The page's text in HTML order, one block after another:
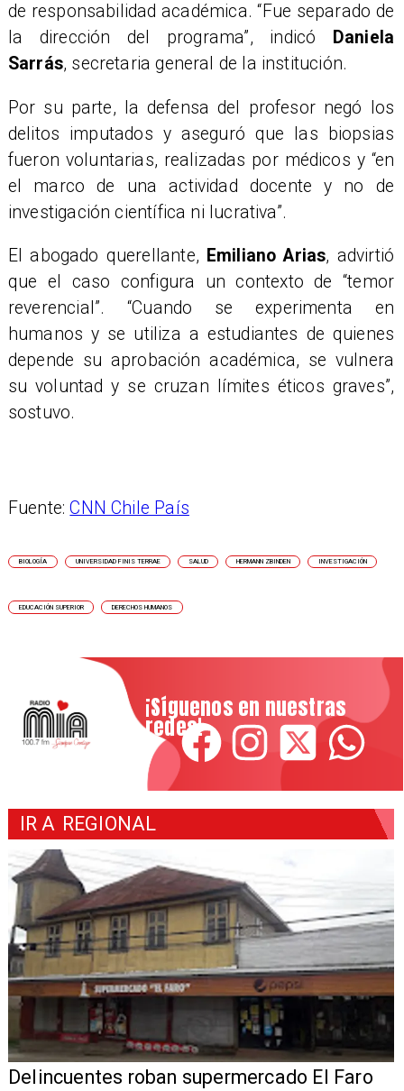
de responsabilidad académica. “Fue separado de
la dirección del programa”, indicó
Daniela
Sarrás, secretaria general de la institución.
Por su parte, la defensa del profesor negó los
delitos imputados y aseguró que las biopsias
fueron voluntarias, realizadas por médicos y “en
el marco de una actividad docente y no de
investigación científica ni lucrativa”.
El abogado querellante, Emiliano Arias, advirtió
que el caso configura un contexto de “temor
reverencial”. “Cuando se experimenta en
humanos y se utiliza a estudiantes de quienes
depende su aprobación académica, se vulnera
su voluntad y se cruzan límites éticos graves”,
sostuvo.
Fuente:CNN Chile País
BIOLOGÍA UNIVERSIDAD FINIS TERRAE SALUD HERMANN ZBINDEN INVESTIGACIÓN
EDUCACIÓN SUPERIOR DERECHOS HUMANOS
¡Síguenos en nuestras
redes!
IR A REGIONAL
Delincuentes roban supermercado El Faro